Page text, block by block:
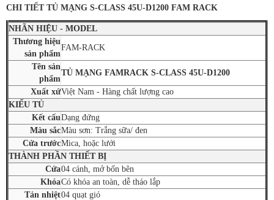
CHI TIẾT TỦ MẠNG S-CLASS 45U-D1200 FAM RACK
NHÃN HIỆU - MODEL
Thương hiệu
sản phẩm
FAM-RACK
Tên sản
phẩm
TỦ MẠNG FAMRACK S-CLASS 45U-D1200
Xuất xứViệt Nam - Hàng chất lượng cao
KIỂU TỦ
Kết cấuDạng đứng
Màu sắcMàu sơn: Trắng sữa/ đen
Cửa trướcMica, hoặc lưới
THÀNH PHẦN THIẾT BỊ
Cửa04 cánh, mở bốn bên
KhóaCó khóa an toàn, dễ tháo lắp
Tản nhiệt04 quạt gió